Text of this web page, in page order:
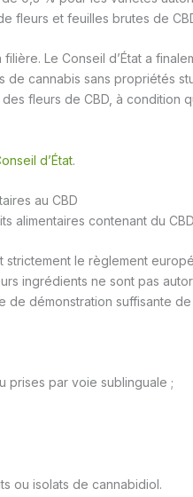
fleurs et feuilles brutes de
Le Conseil d’État a
cannabis sans propriétés
fleurs de CBD, à condition
d’État.
au CBD
alimentaires contenant du
le règlement
ingrédients ne sont pas
de démonstration suffisante
prises par voie sublinguale ;
ou isolats de cannabidiol.